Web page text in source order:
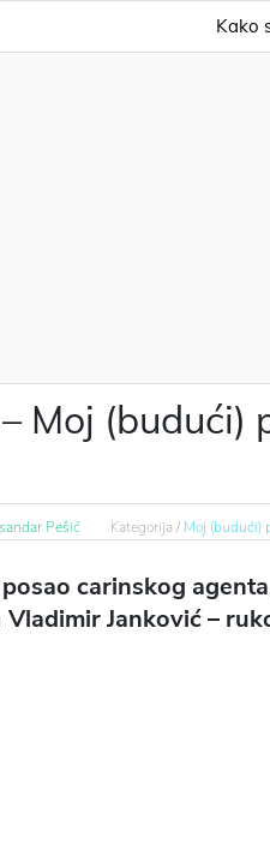
Kako
Moj (budući)
Pešić Kategorija / Moj (budući)
carinskog agenta
Vladimir Janković –